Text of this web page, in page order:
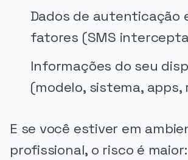
Dados de autenticação
fatores (SMS
Informações do seu
(modelo, sistema, apps,
E se você estiver em
profissional, o risco é maior: